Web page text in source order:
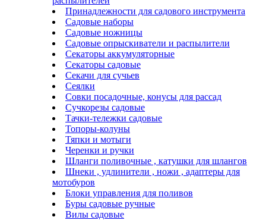
Принадлежности для садового инструмента
Садовые наборы
Садовые ножницы
Садовые опрыскиватели и распылители
Секаторы аккумуляторные
Секаторы садовые
Секачи для сучьев
Сеялки
Совки посадочные, конусы для рассад
Сучкорезы садовые
Тачки-тележки садовые
Топоры-колуны
Тяпки и мотыги
Черенки и ручки
Шланги поливочные , катушки для шлангов
Шнеки , удлинители , ножи , адаптеры для
мотобуров
Блоки управления для поливов
Буры садовые ручные
Вилы садовые